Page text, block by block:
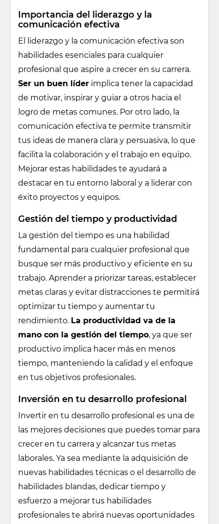
Importancia del liderazgo y la
comunicación efectiva
El liderazgo y la comunicación efectiva son
habilidades esenciales para cualquier
profesional que aspire a crecer en su carrera.
Ser un buen líder implica tener la capacidad
de motivar, inspirar y guiar a otros hacia el
logro de metas comunes. Por otro lado, la
comunicación efectiva te permite transmitir
tus ideas de manera clara y persuasiva, lo que
facilita la colaboración y el trabajo en equipo.
Mejorar estas habilidades te ayudará a
destacar en tu entorno laboral y a liderar con
éxito proyectos y equipos.
Gestión del tiempo y productividad
La gestión del tiempo es una habilidad
fundamental para cualquier profesional que
busque ser más productivo y eficiente en su
trabajo. Aprender a priorizar tareas, establecer
metas claras y evitar distracciones te permitirá
optimizar tu tiempo y aumentar tu
rendimiento. La productividad va de la
mano con la gestión del tiempo, ya que ser
productivo implica hacer más en menos
tiempo, manteniendo la calidad y el enfoque
en tus objetivos profesionales.
Inversión en tu desarrollo profesional
Invertir en tu desarrollo profesional es una de
las mejores decisiones que puedes tomar para
crecer en tu carrera y alcanzar tus metas
laborales. Ya sea mediante la adquisición de
nuevas habilidades técnicas o el desarrollo de
habilidades blandas, dedicar tiempo y
esfuerzo a mejorar tus habilidades
profesionales te abrirá nuevas oportunidades